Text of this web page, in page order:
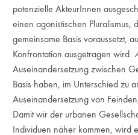
potenzielle AkteurInnen
einen agonistischen Pluralismus,
gemeinsame Basis voraussetzt,
Konfrontation ausgetragen wird.
Auseinandersetzung zwischen
Basis haben, im Unterschied zu
Auseinandersetzung von
Damit wir der urbanen
Individuen näher kommen, wird